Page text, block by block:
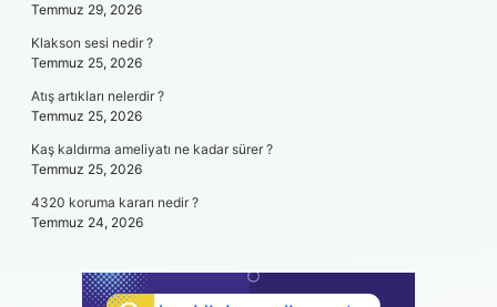
Temmuz 29, 2026
Klakson sesi nedir ?
Temmuz 25, 2026
Atış artıkları nelerdir ?
Temmuz 25, 2026
Kaş kaldırma ameliyatı ne kadar sürer ?
Temmuz 25, 2026
4320 koruma kararı nedir ?
Temmuz 24, 2026